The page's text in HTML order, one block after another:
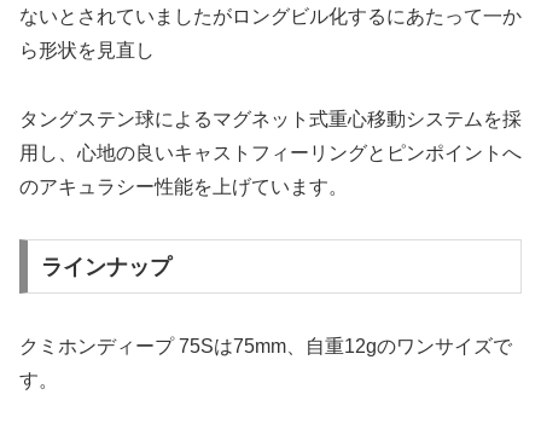
ないとされていましたがロングビル化するにあたって一か
ら形状を見直し
タングステン球によるマグネット式重心移動システムを採
用し、心地の良いキャストフィーリングとピンポイントへ
のアキュラシー性能を上げています。
ラインナップ
クミホンディープ 75Sは75mm、自重12gのワンサイズで
す。